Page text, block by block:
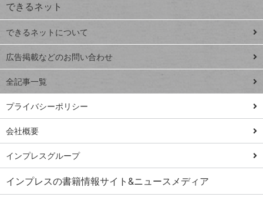
close
閉じ
る
連載
Excel Q&A
トイアンナ流仕
事術
ではじめる業務
の完全自動化
AI議事録作成術
Windows 11
Q&A
Teams踏み込み
できるネット
できるネットについて
広告掲載などのお問い合わせ
全記事一覧
プライバシーポリシー
会社概要
インプレスグループ
インプレスの書籍情報サイト&ニュースメディア